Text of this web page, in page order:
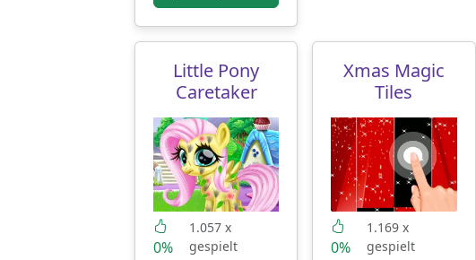
Little Pony
Caretaker
0%
1.057 x
gespielt
Xmas Magic
Tiles
0%
1.169 x
gespielt